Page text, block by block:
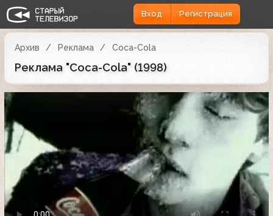
Вход Регистрация
Архив Реклама Coca-Cola
Реклама "Coca-Cola" (1998)